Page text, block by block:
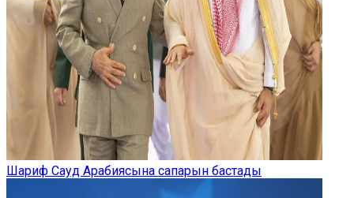
Шариф Сауд Арабиясына сапарын бастады